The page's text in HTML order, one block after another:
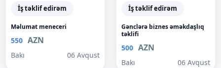
İş təklif edirəm
Məlumat meneceri
550 AZN
Bakı 06 Avqust
İş təklif edirəm
Gənclərə biznes əməkdaşlıq
təklifi
500 AZN
Bakı 06 Avqust